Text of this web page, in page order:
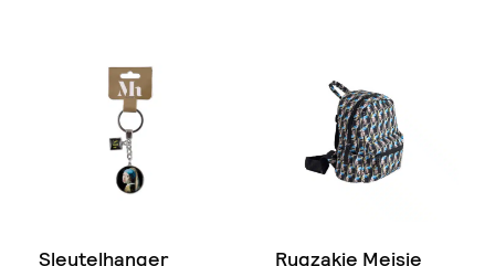
Sleutelhanger Rugzakje Meisje